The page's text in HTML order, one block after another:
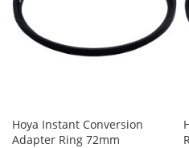
Hoya Instant Conversion
Adapter Ring 72mm